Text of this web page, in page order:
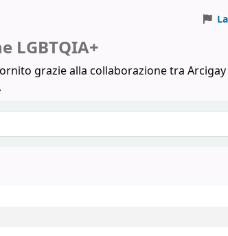
LGBTQIA+
grazie alla collaborazione tra